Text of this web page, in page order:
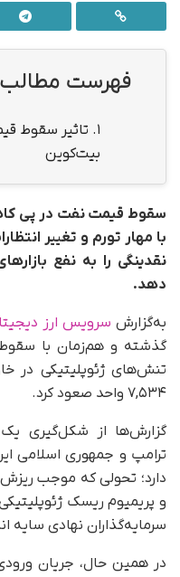
فهرست مطالب
1. تاثیر سقوط
بیت‌کوین
سقوط قیمت نفت در پی
با مهار تورم و تغییر
نقدینگی را به نفع
دهد.
به‌گزارش سرویس ارز
گذشته و هم‌زمان با
تنش‌های ژئوپلیتیکی در
۷,۵۳۴ واحد صعود کرد.
گزارش‌ها از شکل‌گیری
ترامپ و جمهوری اسلامی
و پریمیوم ریسک
سرمایه‌گذاران نهادی سایه